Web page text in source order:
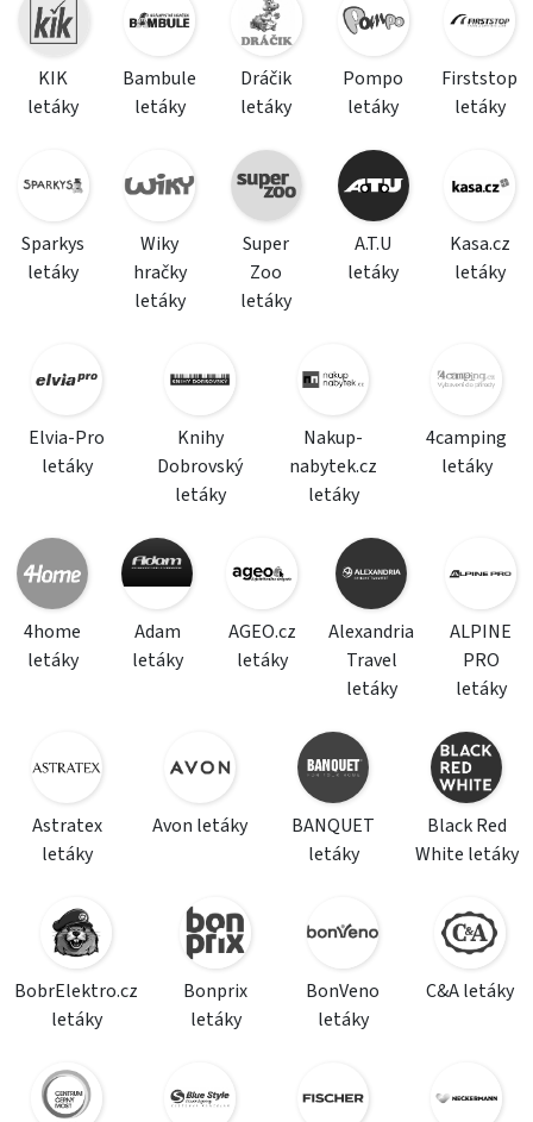
KIK
letáky
Bambule
letáky
Dráčik
letáky
Pompo
letáky
Firststop
letáky
Sparkys
letáky
Wiky
hračky
letáky
Super
Zoo
letáky
A.T.U
letáky
Kasa.cz
letáky
Elvia-Pro
letáky
Knihy
Dobrovský
letáky
Nakup-
nabytek.cz
letáky
4camping
letáky
4home
letáky
Adam
letáky
AGEO.cz
letáky
Alexandria
Travel
letáky
ALPINE
PRO
letáky
Astratex
letáky
Avon letáky
BANQUET
letáky
Black Red
White letáky
BobrElektro.cz
letáky
Bonprix
letáky
BonVeno
letáky
C&A letáky